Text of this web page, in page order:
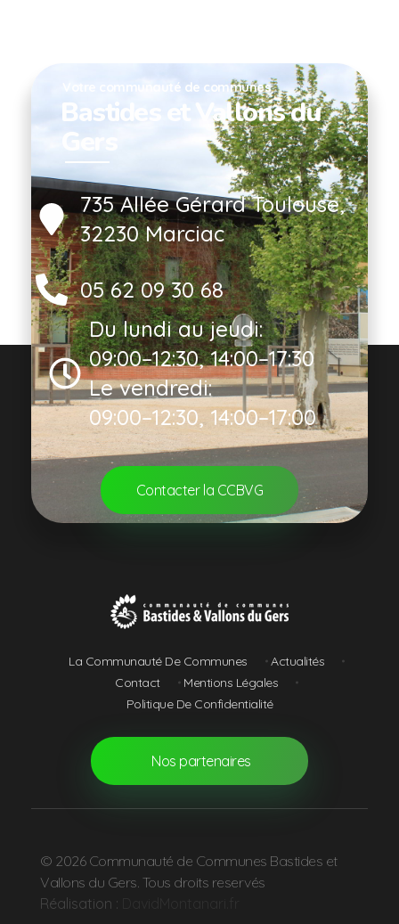
Votre communauté de communes
Bastides et Vallons du
Gers
735 Allée Gérard Toulouse,
32230 Marciac
05 62 09 30 68
Du lundi au jeudi:
09:00–12:30, 14:00–17:30
Le vendredi:
09:00–12:30, 14:00–17:00
Contacter la CCBVG
La Communauté De Communes
Actualités
Contact
Mentions Légales
Politique De Confidentialité
Nos partenaires
© 2026 Communauté de Communes Bastides et
Vallons du Gers. Tous droits reservés
Réalisation :